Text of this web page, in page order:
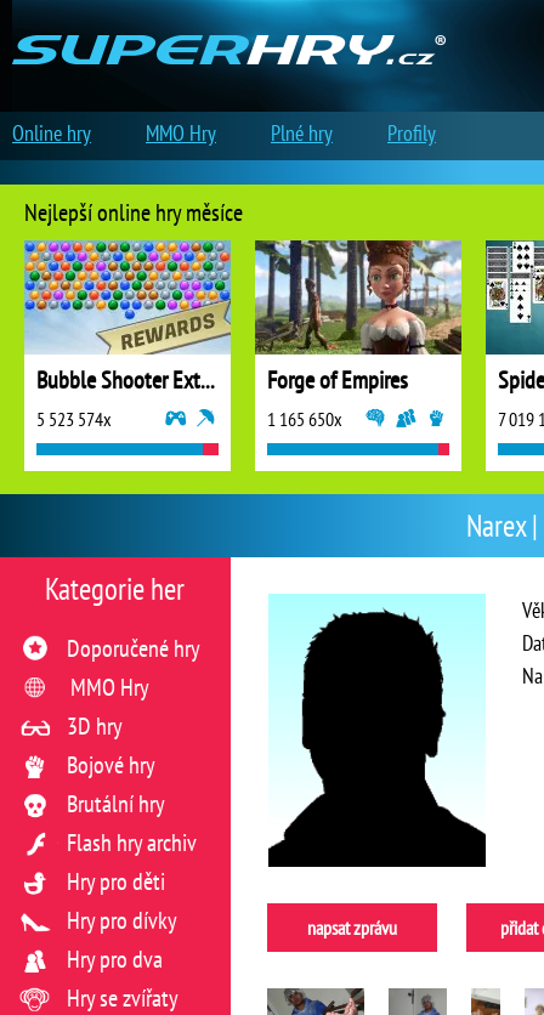
Narex
napsat zprávu přidat
Kategorie her
Doporučené hry
MMO Hry
3D hry
Bojové hry
Brutální hry
Flash hry archiv
Hry pro děti
Hry pro dívky
Hry pro dva
Hry se zvířaty
Nejlepší online hry měsíce
Bubble Shooter Extreme
5 523 574x
Forge of Empires
1 165 650x 7 019
Online hry MMO Hry Plné hry Profily